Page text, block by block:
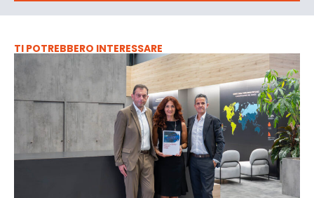
TI POTREBBERO INTERESSARE